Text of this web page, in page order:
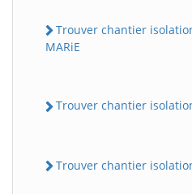
Trouver chantier
MARiE
Trouver chantier
Trouver chantier